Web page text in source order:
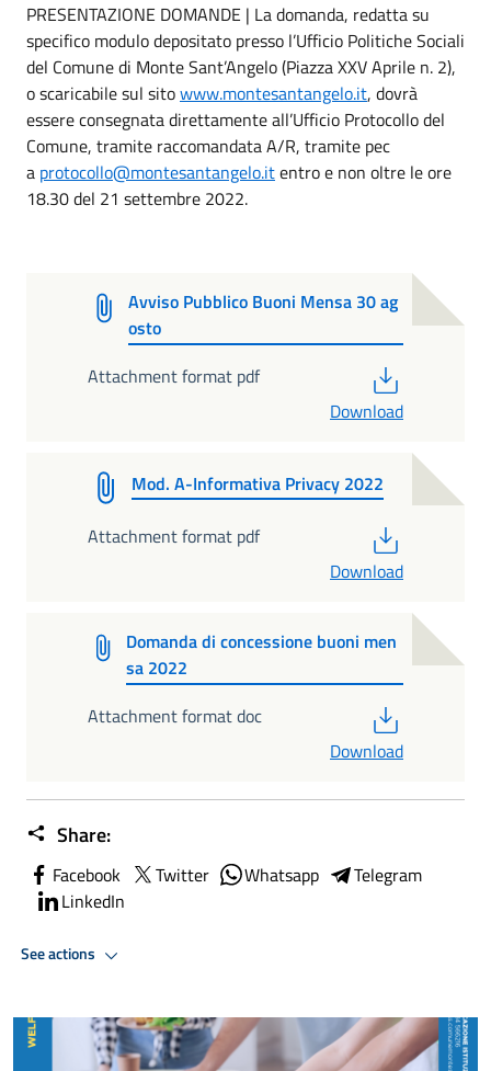
PRESENTAZIONE DOMANDE | La domanda, redatta su
specifico modulo depositato presso l’Ufficio Politiche Sociali
del Comune di Monte Sant’Angelo (Piazza XXV Aprile n. 2),
o scaricabile sul sitowww.montesantangelo.it, dovrà
essere consegnata direttamente all’Ufficio Protocollo del
Comune, tramite raccomandata A/R, tramite pec
a protocollo@montesantangelo.itentro e non oltre le ore
18.30 del 21 settembre 2022.
Avviso Pubblico Buoni Mensa 30 ag
osto
Attachment format pdf
Download
Mod. A-Informativa Privacy 2022
Attachment format pdf
Download
Domanda di concessione buoni men
sa 2022
Attachment format doc
Download
Share:
Facebook Twitter Whatsapp
Telegram
LinkedIn
See actions